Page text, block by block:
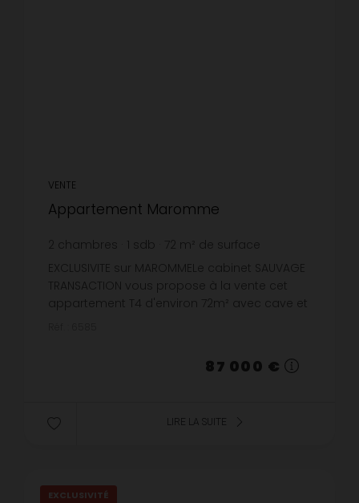
VENTE
Appartement Maromme
2 chambres 1 sdb 72 m² de surface
1 208,33 €
prix / m²
EXCLUSIVITE sur MAROMMELe cabinet SAUVAGE
TRANSACTION vous propose à la vente cet
appartement T4 d'environ 72m² avec cave et
87 000 €
LIRE LA SUITE
EXCLUSIVITÉ